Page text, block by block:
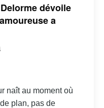
dévoile
a
naît au moment où
plan, pas de